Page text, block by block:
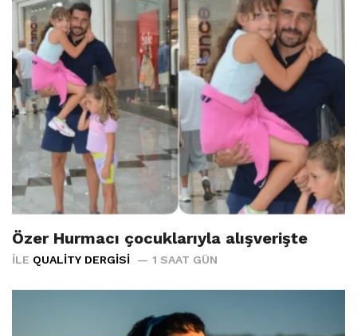
Özer Hurmacı çocuklarıyla alışverişte
İLE QUALITY DERGISI 1 SAAT GÜN